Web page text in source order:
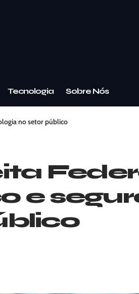
Tecnologia Sobre Nós
no setor público
e